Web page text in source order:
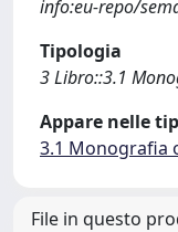
info:eu-repo/
Tipologia
3 Libro::3.1
Appare nelle
3.1 Monografia
File in questo